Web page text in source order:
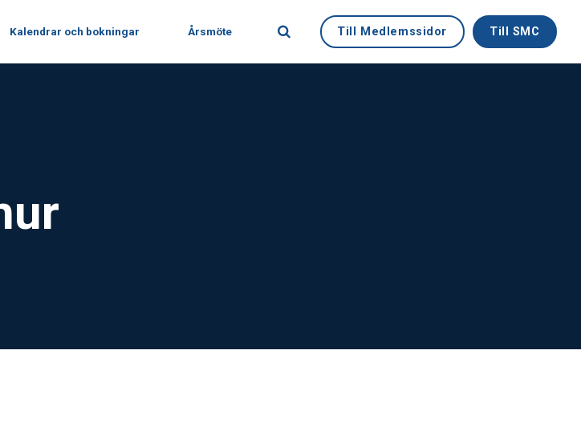
Kalendrar och bokningar Årsmöte Till Medlemssidor Till SMC